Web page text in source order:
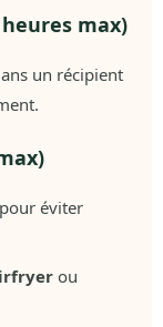
max)
un récipient
pour éviter
ou